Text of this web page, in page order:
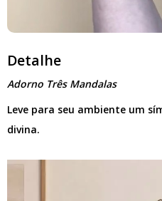
Detalhe
Adorno Três Mandalas
Leve para seu ambiente um
divina.